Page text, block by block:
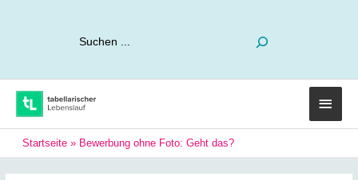
Startseite » Bewerbung ohne Foto: Geht das?